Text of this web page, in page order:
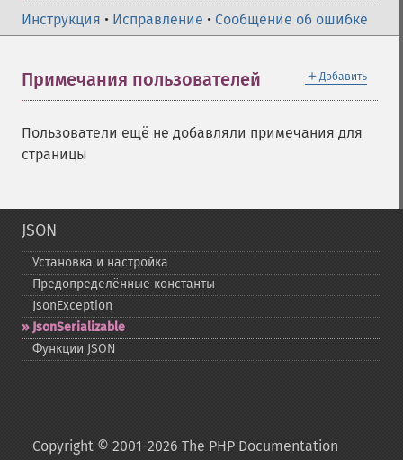
Инструкция • Исправление • Сообщение об ошибке
＋ Добавить
Примечания пользователей
Пользователи ещё не добавляли примечания для
страницы
JSON
Установка и настройка
Предопределённые константы
JsonException
JsonSerializable
Функции JSON
Copyright © 2001-2026 The PHP Documentation